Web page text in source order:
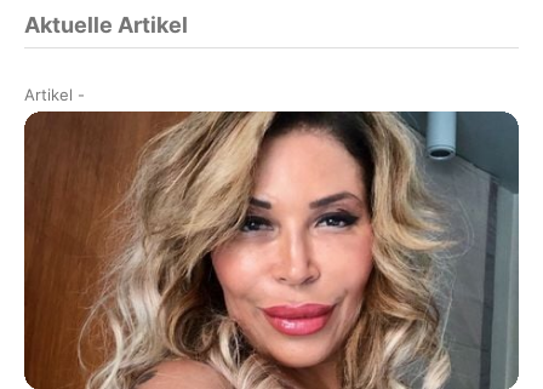
Aktuelle Artikel
Artikel -